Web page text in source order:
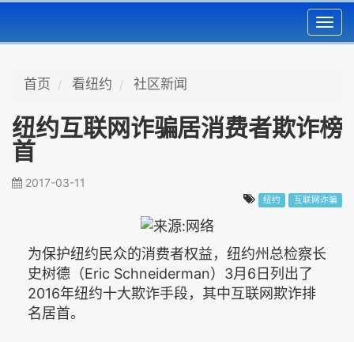
首页 看纽约 社区新闻
纽约互联网诈骗居消费者欺诈榜
首
2017-03-11
纽约 互联网诈骗
为保护纽约民众的消费者权益，纽约州总检察长
史树德（Eric Schneiderman）3月6日列出了
2016年纽约十大欺诈手段，其中互联网欺诈排
名居首。